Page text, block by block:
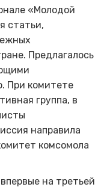
«Молодой
статьи,
Предлагалось
При комитете
группа, в
направила
комсомола
на третьей